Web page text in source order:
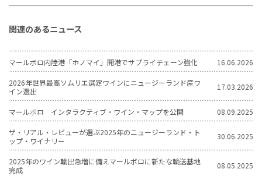
関連のあるニュース
マールボロ内陸港「ホノマイ」開港でサプライチェーン強化 16.06.2026
2026年世界最高ソムリエ選定ワインにニュージーランド産ワ
イン選出
17.03.2026
マールボロ インタラクティブ・ワイン・マップを公開 08.09.2025
ザ・リアル・レビューが選ぶ2025年のニュージーランド・ト
ップ・ワイナリー
30.06.2025
2025年のワイン輸出急増に備えマールボロに新たな輸送基地
完成
08.05.2025